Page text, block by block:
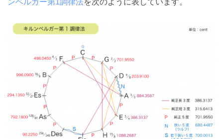
ンベルガー第1調律法を次のように表しています。